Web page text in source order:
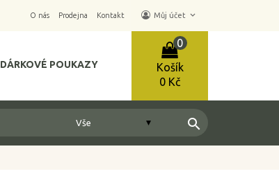
O nás Prodejna Kontakt Můj účet keyboard_arrow_down
Košík
0
0 Kč
DÁRKOVÉ POUKAZY
search